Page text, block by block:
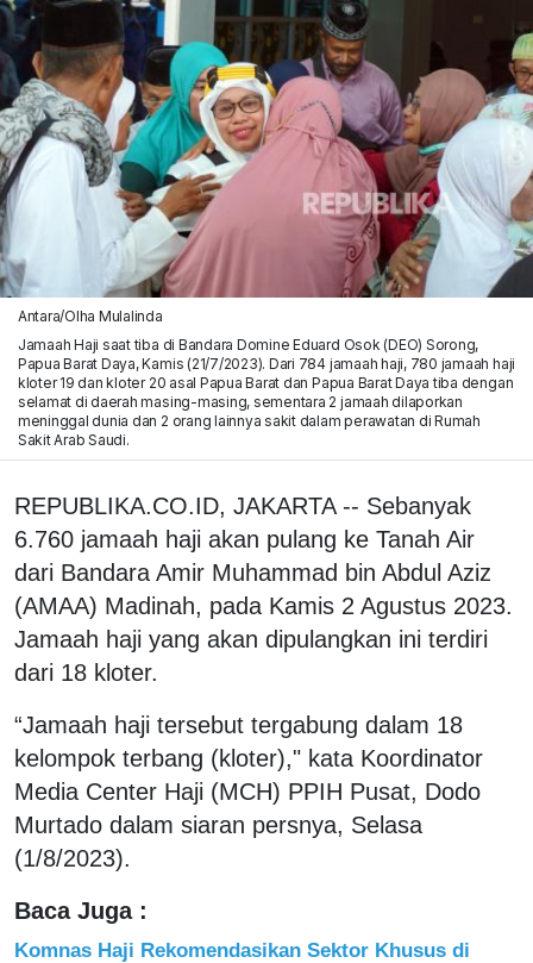
Antara/Olha Mulalinda
Jamaah Haji saat tiba di Bandara Domine Eduard Osok (DEO) Sorong,
Papua Barat Daya, Kamis (21/7/2023). Dari 784 jamaah haji, 780 jamaah haji
kloter 19 dan kloter 20 asal Papua Barat dan Papua Barat Daya tiba dengan
selamat di daerah masing-masing, sementara 2 jamaah dilaporkan
meninggal dunia dan 2 orang lainnya sakit dalam perawatan di Rumah
Sakit Arab Saudi.
REPUBLIKA.CO.ID, JAKARTA -- Sebanyak
6.760 jamaah haji akan pulang ke Tanah Air
dari Bandara Amir Muhammad bin Abdul Aziz
(AMAA) Madinah, pada Kamis 2 Agustus 2023.
Jamaah haji yang akan dipulangkan ini terdiri
dari 18 kloter.
“Jamaah haji tersebut tergabung dalam 18
kelompok terbang (kloter)," kata Koordinator
Media Center Haji (MCH) PPIH Pusat, Dodo
Murtado dalam siaran persnya, Selasa
(1/8/2023).
Baca Juga :
Komnas Haji Rekomendasikan Sektor Khusus di